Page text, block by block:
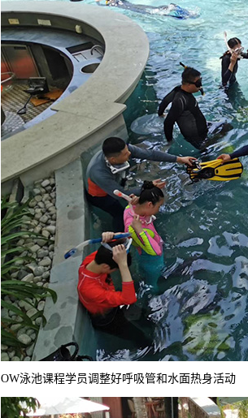
OW泳池课程学员调整好呼吸管和水面热身活动